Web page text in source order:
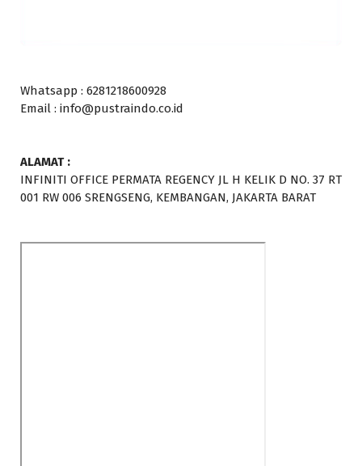
Whatsapp : 6281218600928
Email : info@pustraindo.co.id
ALAMAT :
INFINITI OFFICE PERMATA REGENCY JL H KELIK D NO. 37 RT
001 RW 006 SRENGSENG, KEMBANGAN, JAKARTA BARAT